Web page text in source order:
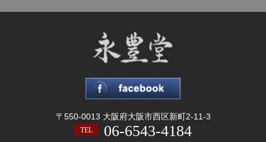
〒550-0013 大阪府大阪市西区新町2-11-3
TEL
06-6543-4184